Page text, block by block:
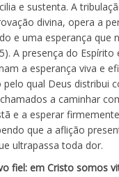
e sustenta. A
divina, opera a
e uma esperança que
A presença do Espírito
a esperança viva e
qual Deus distribui
a caminhar
e a esperar
que a aflição
ultrapassa toda dor.
fiel: em Cristo somos